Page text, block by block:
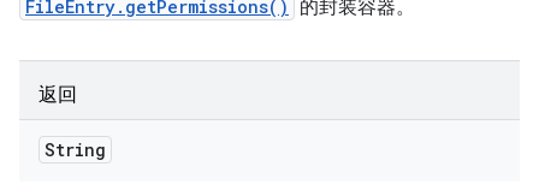
FileEntry.getPermissions() 的封装容器。
返回
String